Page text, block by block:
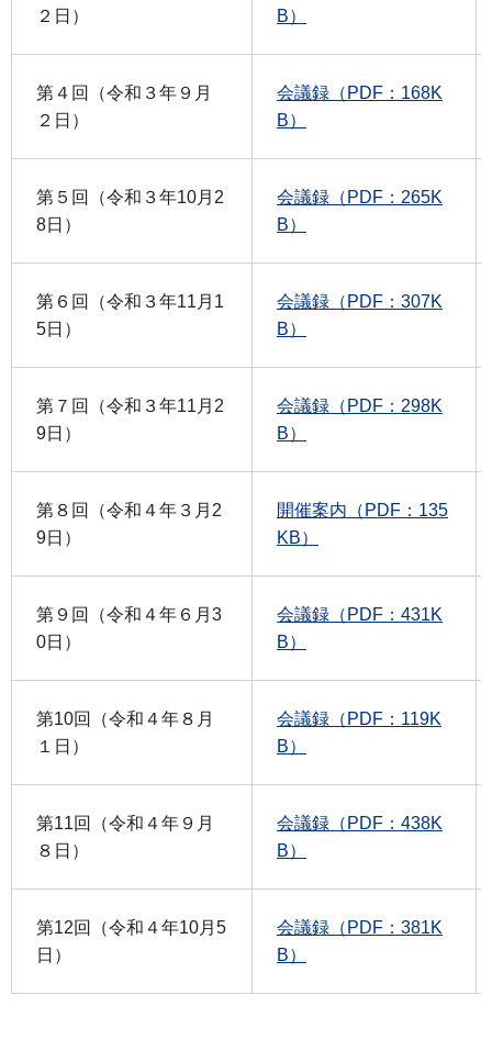
２日） B）
第４回（令和３年９月
２日）
会議録（PDF：168K
B）
第５回（令和３年10月2
8日）
会議録（PDF：265K
B）
第６回（令和３年11月1
5日）
会議録（PDF：307K
B）
第７回（令和３年11月2
9日）
会議録（PDF：298K
B）
第８回（令和４年３月2
9日）
開催案内（PDF：135
KB）
第９回（令和４年６月3
0日）
会議録（PDF：431K
B）
第10回（令和４年８月
１日）
会議録（PDF：119K
B）
第11回（令和４年９月
８日）
会議録（PDF：438K
B）
第12回（令和４年10月5
日）
会議録（PDF：381K
B）